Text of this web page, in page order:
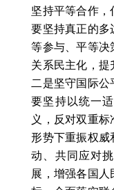
坚持平等合作，
要坚持真正的多
等参与、平等决
关系民主化，提
二是坚守国际公
要坚持以统一
义，反对双重
形势下重振权威
动、共同应对
展，增强各国人